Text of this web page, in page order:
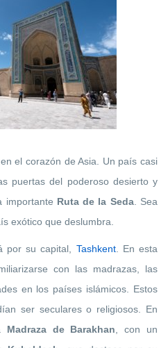
el corazón de Asia. Un país casi
puertas del poderoso desierto y
importante Ruta de la Seda. Sea
exótico que deslumbra.
por su capital, Tashkent. En esta
con las madrazas, las
en los países islámicos. Estos
ser seculares o religiosos. En
Madraza de Barakhan , con un